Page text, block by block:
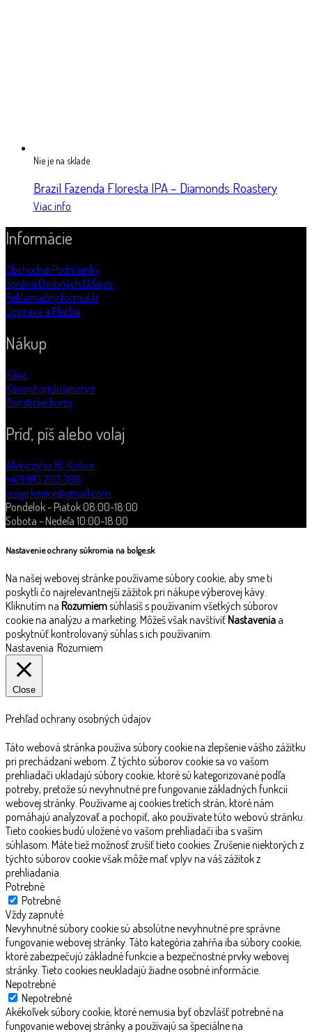
Nie je na sklade
Brazil Fazenda Floresta IPA – Diamonds Roastery
Viac info
Informácie
Obchodné Podmienky
Správa Osobných Údajov
Reklamačný formulár
Doprava a Platba
Nákup
Káva
Kávové príslušenstvo
Baristické kurzy
Príď, píš alebo volaj
Alvinczyho 16, Košice
+421 910 203 396
bolge.kosice@gmail.com
Pondelok - Piatok 08:00-18:00
Sobota - Nedeľa 10:00-18:00
Nastavenie ochrany súkromia na bolge.sk
Na našej webovej stránke používame súbory cookie, aby sme ti
poskytli čo najrelevantnejší zážitok pri nákupe výberovej kávy.
Kliknutím na Rozumiemsúhlasíš s používaním všetkých súborov
cookie na analýzu a marketing. Môžeš však navštíviťNastavenia a
poskytnúť kontrolovaný súhlas s ich používaním.
Nastavenia Rozumiem
Close
Prehľad ochrany osobných údajov
Táto webová stránka používa súbory cookie na zlepšenie vášho zážitku
pri prechádzaní webom. Z týchto súborov cookie sa vo vašom
prehliadači ukladajú súbory cookie, ktoré sú kategorizované podľa
potreby, pretože sú nevyhnutné pre fungovanie základných funkcií
webovej stránky. Používame aj cookies tretích strán, ktoré nám
pomáhajú analyzovať a pochopiť, ako používate túto webovú stránku.
Tieto cookies budú uložené vo vašom prehliadači iba s vaším
súhlasom. Máte tiež možnosť zrušiť tieto cookies. Zrušenie niektorých z
týchto súborov cookie však môže mať vplyv na váš zážitok z
prehliadania.
Potrebné
Potrebné
Vždy zapnuté
Nevyhnutné súbory cookie sú absolútne nevyhnutné pre správne
fungovanie webovej stránky. Táto kategória zahŕňa iba súbory cookie,
ktoré zabezpečujú základné funkcie a bezpečnostné prvky webovej
stránky. Tieto cookies neukladajú žiadne osobné informácie.
Nepotrebné
Nepotrebné
Akékoľvek súbory cookie, ktoré nemusia byť obzvlášť potrebné na
fungovanie webovej stránky a používajú sa špeciálne na